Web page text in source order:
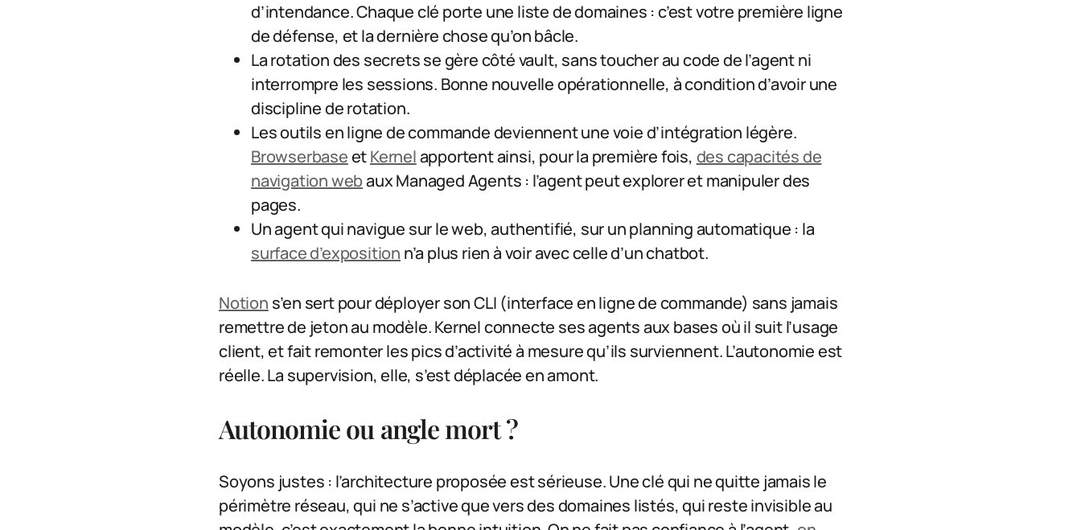
d’intendance. Chaque clé porte une liste de domaines : c’est votre première ligne
de défense, et la dernière chose qu’on bâcle.
La rotation des secrets se gère côté vault, sans toucher au code de l’agent ni
interrompre les sessions. Bonne nouvelle opérationnelle, à condition d’avoir une
discipline de rotation.
Les outils en ligne de commande deviennent une voie d’intégration légère.
BrowserbaseetKernelapportent ainsi, pour la première fois, des capacités de
navigation webaux Managed Agents : l’agent peut explorer et manipuler des
pages.
Un agent qui navigue sur le web, authentifié, sur un planning automatique : la
surface d’exposition n’a plus rien à voir avec celle d’un chatbot.
Notion s’en sert pour déployer son CLI (interface en ligne de commande) sans jamais
remettre de jeton au modèle. Kernel connecte ses agents aux bases où il suit l’usage
client, et fait remonter les pics d’activité à mesure qu’ils surviennent. L’autonomie est
réelle. La supervision, elle, s’est déplacée en amont.
Autonomie ou angle mort ?
Soyons justes : l’architecture proposée est sérieuse. Une clé qui ne quitte jamais le
périmètre réseau, qui ne s’active que vers des domaines listés, qui reste invisible au